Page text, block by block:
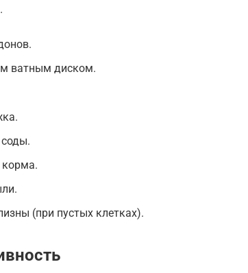
ватным диском.
корма.
(при пустых клетках).